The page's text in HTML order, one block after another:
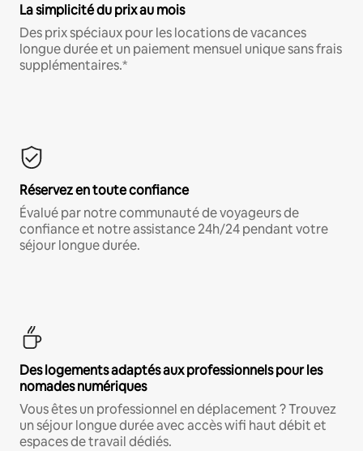
La simplicité du prix au mois
Des prix spéciaux pour les locations de vacances
longue durée et un paiement mensuel unique sans frais
supplémentaires.*
Réservez en toute confiance
Évalué par notre communauté de voyageurs de
confiance et notre assistance 24h/24 pendant votre
séjour longue durée.
Des logements adaptés aux professionnels pour les
nomades numériques
Vous êtes un professionnel en déplacement ? Trouvez
un séjour longue durée avec accès wifi haut débit et
espaces de travail dédiés.